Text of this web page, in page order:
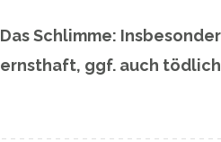
Das Schlimme:
ernsthaft, ggf. auch